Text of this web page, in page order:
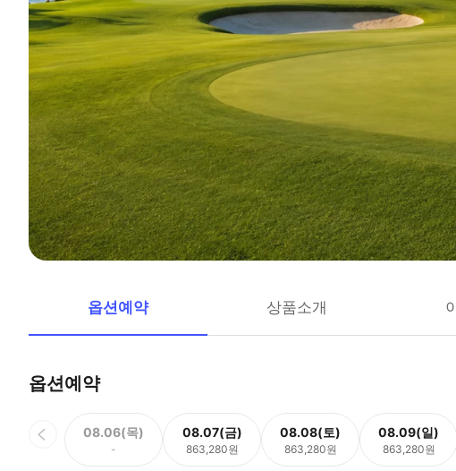
옵션예약 상품소개
옵션예약
08.06(목)
-
08.07(금)
863,280원
08.08(토)
863,280원
08.09(일)
863,280원